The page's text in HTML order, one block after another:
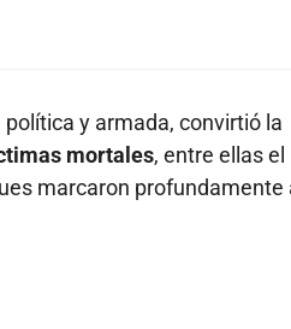
y armada, convirtió la
mortales, entre ellas el
marcaron profundamente